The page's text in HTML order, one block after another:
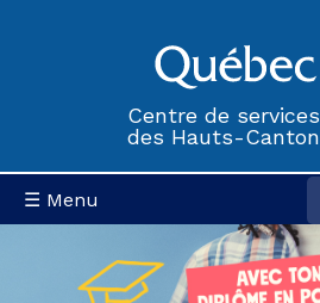
Centre de
des Hauts-
☰ Menu